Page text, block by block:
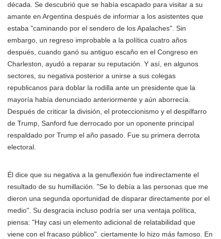
década. Se descubrió que se había escapado para visitar a su
amante en Argentina después de informar a los asistentes que
estaba "caminando por el sendero de los Apalaches". Sin
embargo, un regreso improbable a la política cuatro años
después, cuando ganó su antiguo escaño en el Congreso en
Charleston, ayudó a reparar su reputación. Y así, en algunos
sectores, su negativa posterior a unirse a sus colegas
republicanos para doblar la rodilla ante un presidente que la
mayoría había denunciado anteriormente y aún aborrecía.
Después de criticar la división, el proteccionismo y el despilfarro
de Trump, Sanford fue derrocado por un oponente principal
respaldado por Trump el año pasado. Fue su primera derrota
electoral.
Él dice que su negativa a la genuflexión fue indirectamente el
resultado de su humillación. "Se lo debía a las personas que me
dieron una segunda oportunidad de disparar directamente por el
medio". Su desgracia incluso podría ser una ventaja política,
piensa: "Hay casi un elemento adicional de relatabilidad que
viene con el fracaso público". ciertamente lo hizo más famoso. En